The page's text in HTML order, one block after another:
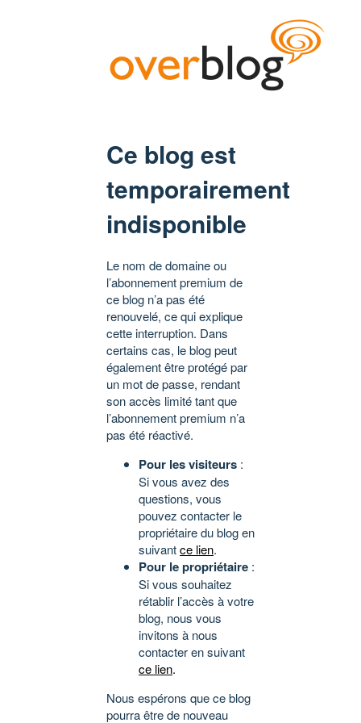
Ce blog est
temporairement
indisponible
Le nom de domaine ou
l’abonnement premium de
ce blog n’a pas été
renouvelé, ce qui explique
cette interruption. Dans
certains cas, le blog peut
également être protégé par
un mot de passe, rendant
son accès limité tant que
l’abonnement premium n’a
pas été réactivé.
Pour les visiteurs :
Si vous avez des
questions, vous
pouvez contacter le
propriétaire du blog en
suivantce lien.
Pour le propriétaire :
Si vous souhaitez
rétablir l’accès à votre
blog, nous vous
invitons à nous
contacter en suivant
ce lien.
Nous espérons que ce blog
pourra être de nouveau